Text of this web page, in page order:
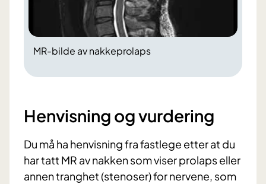
MR-bilde av nakkeprolaps
Henvisning og vurdering
Du må ha henvisning fra fastlege etter at du
har tatt MR av nakken som viser prolaps eller
annen tranghet (stenoser) for nervene, som